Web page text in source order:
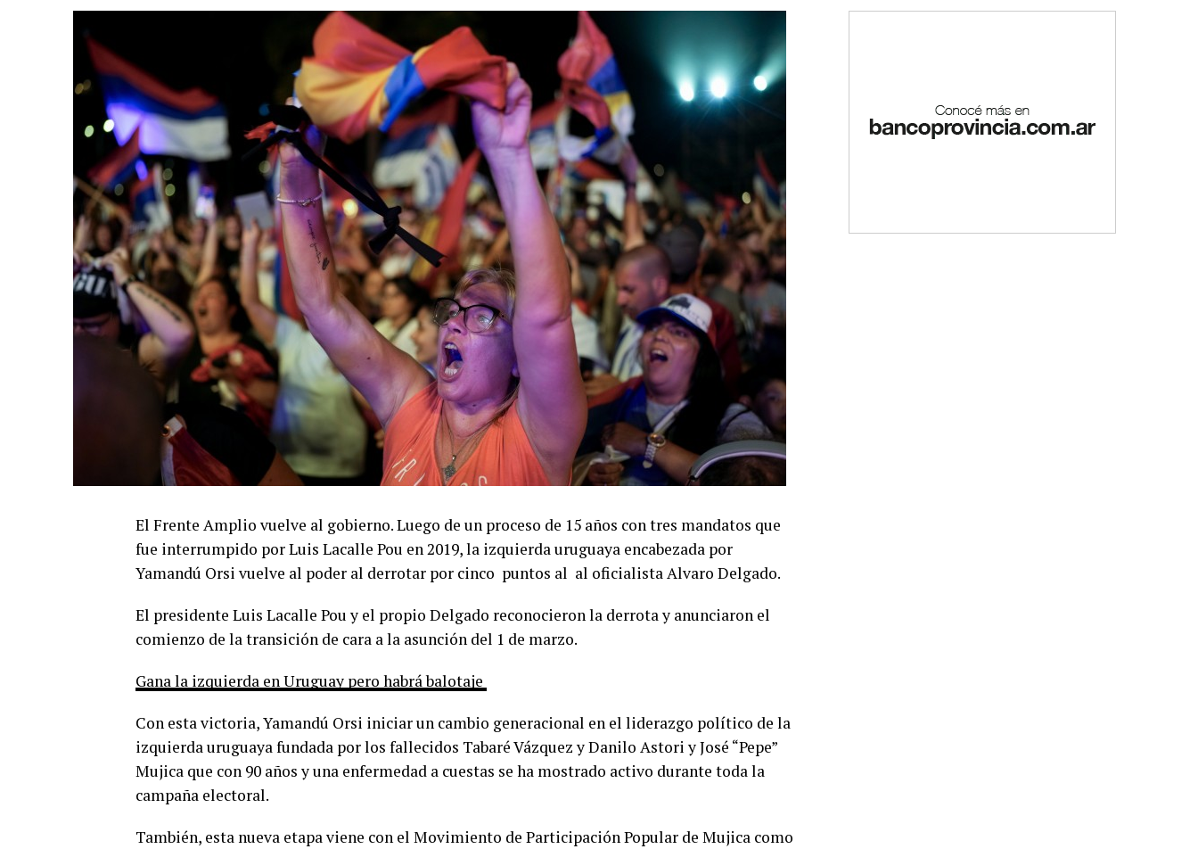
El Frente Amplio vuelve al gobierno. Luego de un proceso de 15 años con tres mandatos que
fue interrumpido por Luis Lacalle Pou en 2019, la izquierda uruguaya encabezada por
Yamandú Orsi vuelve al poder al derrotar por cinco puntos al al oficialista Alvaro Delgado.
El presidente Luis Lacalle Pou y el propio Delgado reconocieron la derrota y anunciaron el
comienzo de la transición de cara a la asunción del 1 de marzo.
Gana la izquierda en Uruguay pero habrá balotaje
Con esta victoria, Yamandú Orsi iniciar un cambio generacional en el liderazgo político de la
izquierda uruguaya fundada por los fallecidos Tabaré Vázquez y Danilo Astori y José “Pepe”
Mujica que con 90 años y una enfermedad a cuestas se ha mostrado activo durante toda la
campaña electoral.
También, esta nueva etapa viene con el Movimiento de Participación Popular de Mujica como